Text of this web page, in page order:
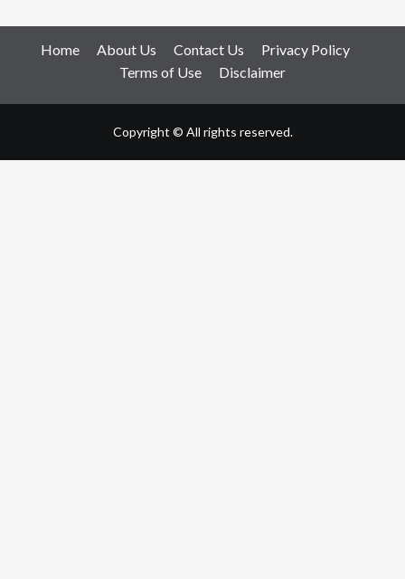
Home About Us Contact Us
Privacy Policy
Terms of Use
Disclaimer